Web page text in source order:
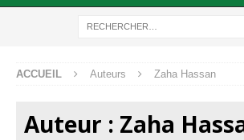
ACCUEIL Auteurs Zaha Hassan
Auteur : Zaha